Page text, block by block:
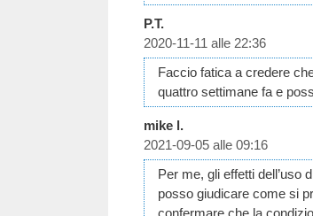
P.T.
2020-11-11 alle 22:36
Faccio fatica a credere
quattro settimane fa e
mike l.
2021-09-05 alle 09:16
Per me, gli effetti
posso giudicare come si
confermare che la